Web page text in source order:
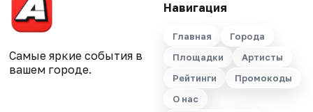
Самые яркие события в
вашем городе.
Навигация
Главная
Города
Площадки
Артисты
Рейтинги
Промокоды
О нас